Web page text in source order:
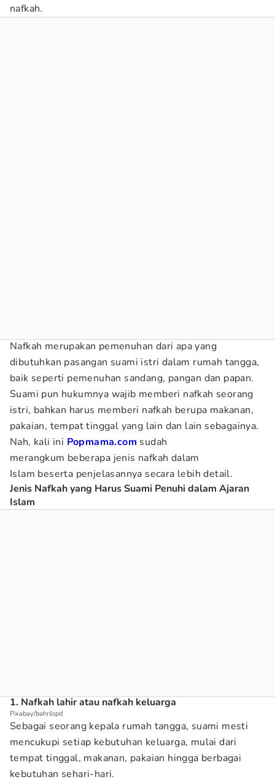
nafkah.
Nafkah merupakan pemenuhan dari apa yang
dibutuhkan pasangan suami istri dalam rumah tangga,
baik seperti pemenuhan sandang, pangan dan papan.
Suami pun hukumnya wajib memberi nafkah seorang
istri, bahkan harus memberi nafkah berupa makanan,
pakaian, tempat tinggal yang lain dan lain sebagainya.
Nah, kali ini Popmama.com sudah
merangkum beberapa jenis nafkah dalam
Islam beserta penjelasannya secara lebih detail.
Jenis Nafkah yang Harus Suami Penuhi dalam Ajaran
Islam
1. Nafkah lahir atau nafkah keluarga
Pixabay/bahrilspd
Sebagai seorang kepala rumah tangga, suami mesti
mencukupi setiap kebutuhan keluarga, mulai dari
tempat tinggal, makanan, pakaian hingga berbagai
kebutuhan sehari-hari.